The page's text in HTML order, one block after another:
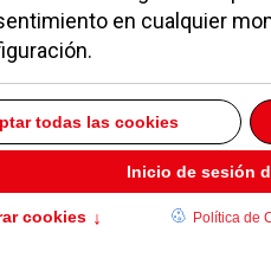
gran
02 DICIEMBRE 2024